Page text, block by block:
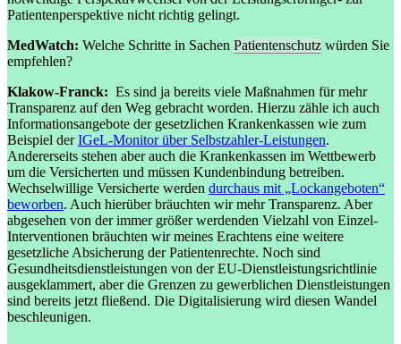
Patientenperspektive nicht richtig gelingt.
MedWatch: Welche Schritte in Sachen Patientenschutz würden Sie
empfehlen?
Klakow-Franck: Es sind ja bereits viele Maßnahmen für mehr
Transparenz auf den Weg gebracht worden. Hierzu zähle ich auch
Informationsangebote der gesetzlichen Krankenkassen wie zum
Beispiel derIGeL-Monitor über Selbstzahler-Leistungen.
Andererseits stehen aber auch die Krankenkassen im Wettbewerb
um die Versicherten und müssen Kundenbindung betreiben.
Wechselwillige Versicherte werden durchaus mit „Lockangeboten“
beworben. Auch hierüber bräuchten wir mehr Transparenz. Aber
abgesehen von der immer größer werdenden Vielzahl von Einzel-
Interventionen bräuchten wir meines Erachtens eine weitere
gesetzliche Absicherung der Patientenrechte. Noch sind
Gesundheitsdienstleistungen von der EU-Dienstleistungsrichtlinie
ausgeklammert, aber die Grenzen zu gewerblichen Dienstleistungen
sind bereits jetzt fließend. Die Digitalisierung wird diesen Wandel
beschleunigen.